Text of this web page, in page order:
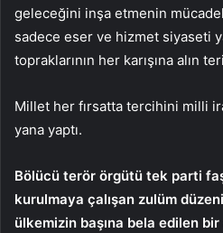
geleceğini inşa etmenin
sadece eser ve hizmet siyaseti
topraklarının her karışına alın
Millet her fırsatta tercihini milli
yana yaptı.
Bölücü terör örgütü tek parti
kurulmaya çalışan zulüm
ülkemizin başına bela edilen bir